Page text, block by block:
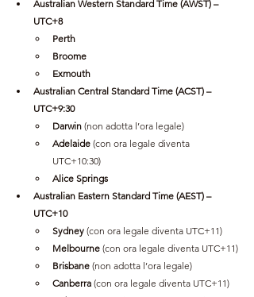
Australian Western Standard Time (AWST) –
UTC+8
Perth
Broome
Exmouth
Australian Central Standard Time (ACST) –
UTC+9:30
Darwin (non adotta l’ora legale)
Adelaide (con ora legale diventa
UTC+10:30)
Alice Springs
Australian Eastern Standard Time (AEST) –
UTC+10
Sydney (con ora legale diventa UTC+11)
Melbourne (con ora legale diventa UTC+11)
Brisbane (non adotta l’ora legale)
Canberra (con ora legale diventa UTC+11)